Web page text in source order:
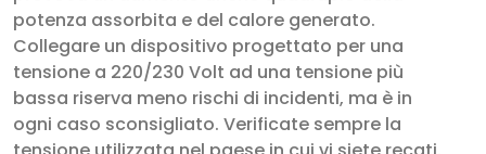
potenza assorbita e del calore generato.
Collegare un dispositivo progettato per una
tensione a 220/230 Volt ad una tensione più
bassa riserva meno rischi di incidenti, ma è in
ogni caso sconsigliato. Verificate sempre la